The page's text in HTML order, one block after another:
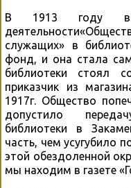
В 1913 году в
служащих» в
фонд, и она стала
библиотеки стоял
приказчик из
1917г. Общество
допустило
библиотеки в
часть, чем усугубило
этой обездоленной
мы находим в газете